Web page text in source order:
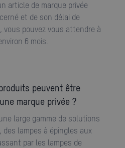
et de son délai de
vous pouvez vous attendre à
6 mois.
peuvent être
marque privée ?
lampes à épingles aux
par les lampes de